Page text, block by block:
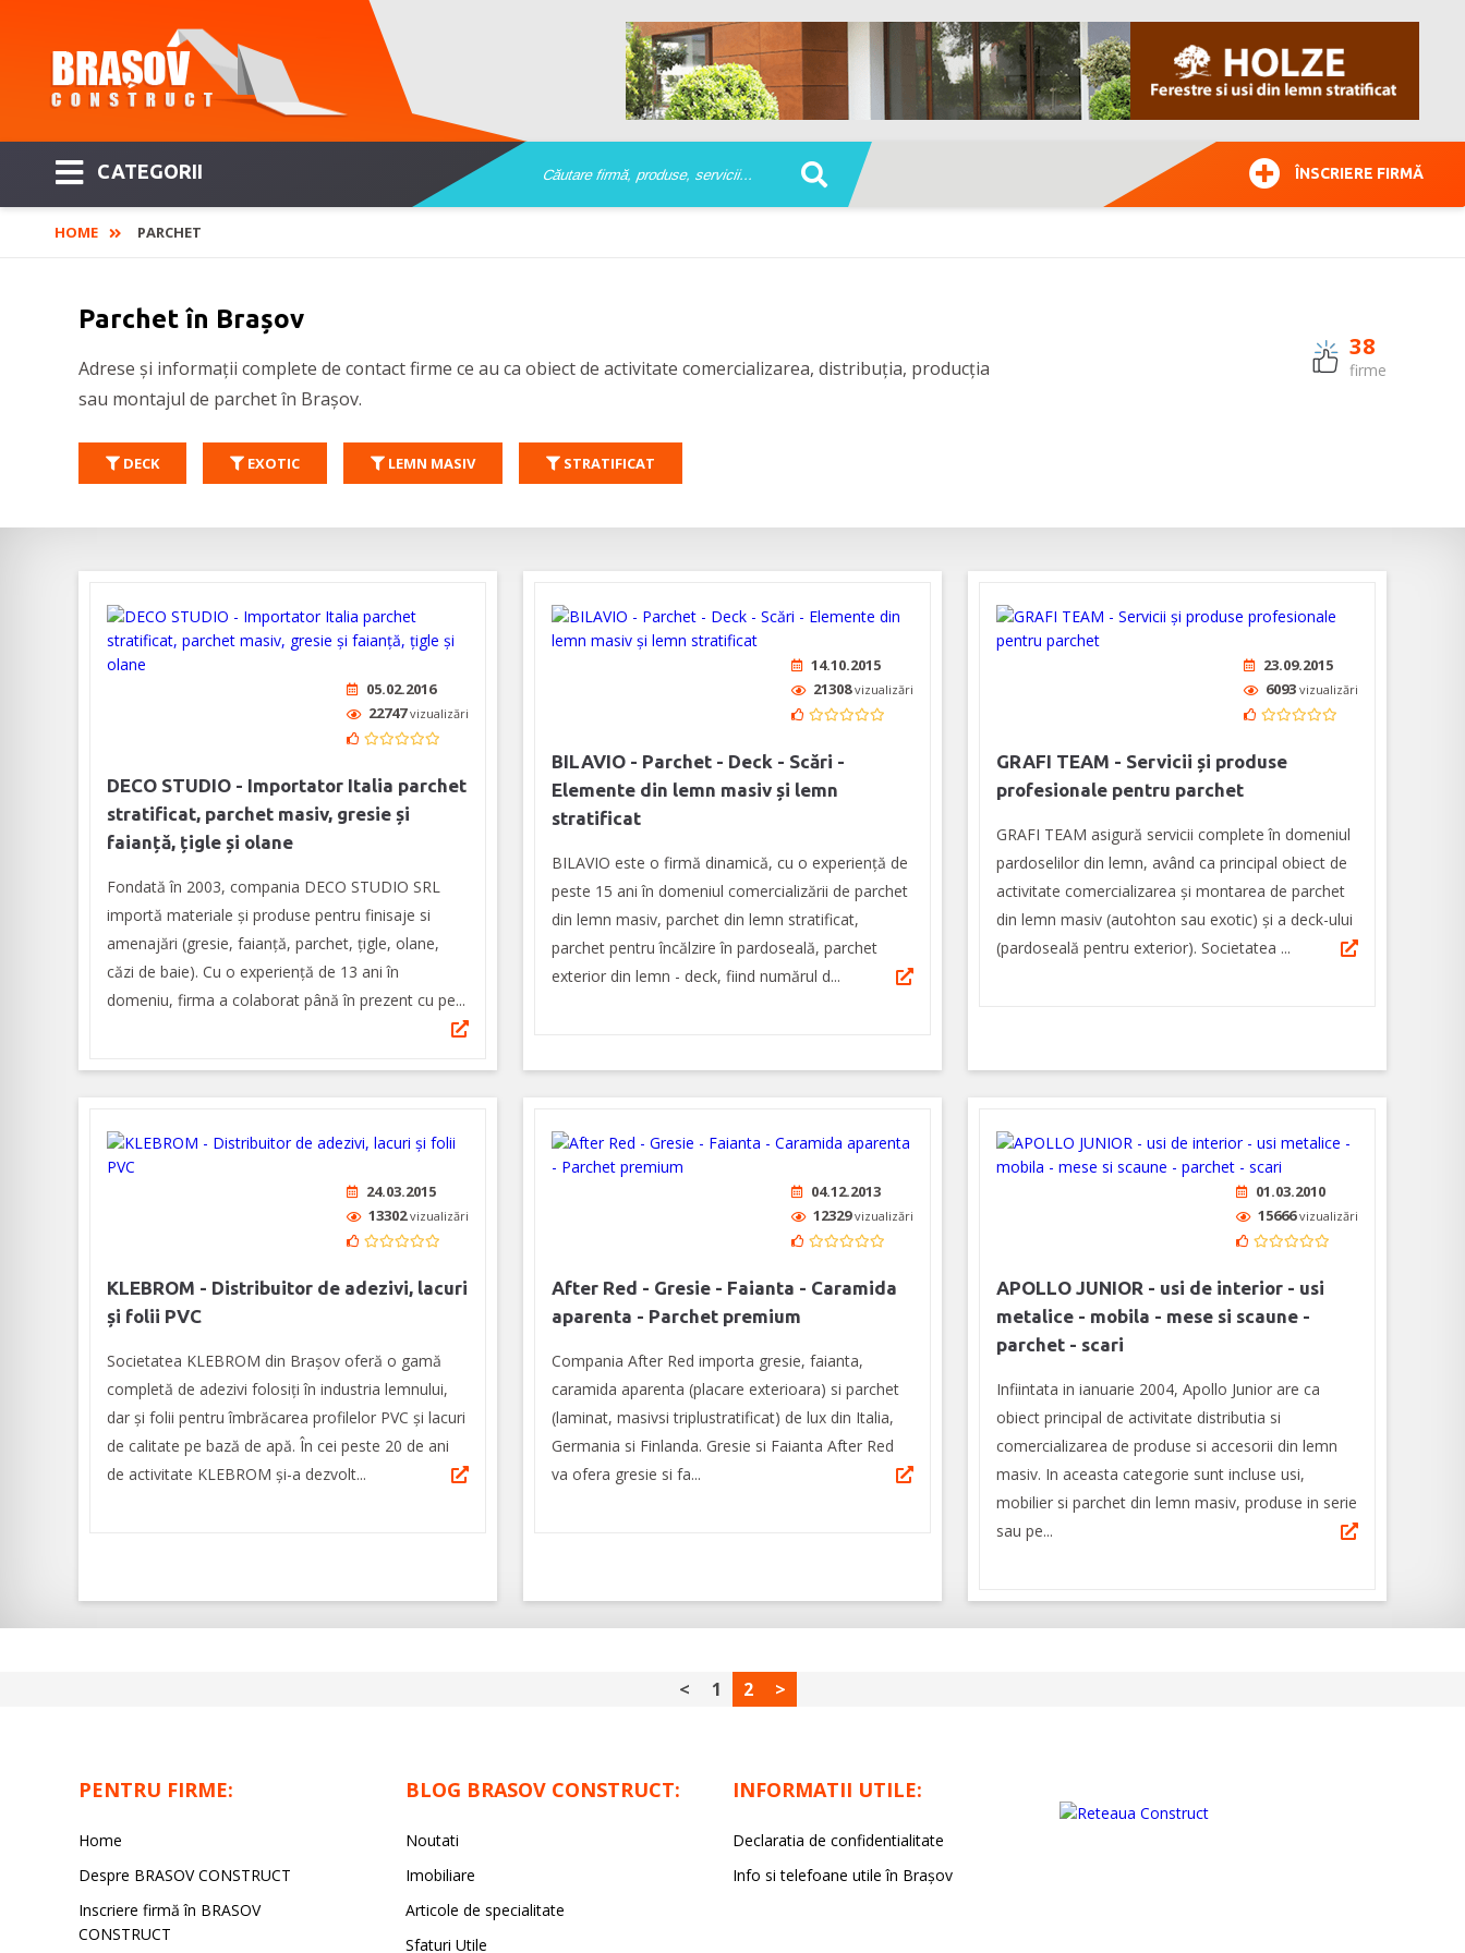
CATEGORII ÎNSCRIERE FIRMĂ
HOME PARCHET
Parchet în Brașov
Adrese și informații complete de contact firme ce au ca obiect de activitate comercializarea, distribuția, producția
sau montajul de parchet în Brașov.
38
firme
DECK EXOTIC LEMN MASIV STRATIFICAT
05.02.2016
22747vizualizări
DECO STUDIO - Importator Italia parchet
stratificat, parchet masiv, gresie și
faianță, țigle și olane
Fondată în 2003, compania DECO STUDIO SRL
importă materiale și produse pentru finisaje si
amenajări (gresie, faianță, parchet, țigle, olane,
căzi de baie). Cu o experiență de 13 ani în
domeniu, firma a colaborat până în prezent cu pe...
14.10.2015
21308vizualizări
BILAVIO - Parchet - Deck - Scări -
Elemente din lemn masiv și lemn
stratificat
BILAVIO este o firmă dinamică, cu o experiență de
peste 15 ani în domeniul comercializării de parchet
din lemn masiv, parchet din lemn stratificat,
parchet pentru încălzire în pardoseală, parchet
exterior din lemn - deck, fiind numărul d...
23.09.2015
6093 vizualizări
GRAFI TEAM - Servicii și produse
profesionale pentru parchet
GRAFI TEAM asigură servicii complete în domeniul
pardoselilor din lemn, având ca principal obiect de
activitate comercializarea și montarea de parchet
din lemn masiv (autohton sau exotic) și a deck-ului
(pardoseală pentru exterior). Societatea ...
24.03.2015
13302vizualizări
KLEBROM - Distribuitor de adezivi, lacuri
și folii PVC
Societatea KLEBROM din Brașov oferă o gamă
completă de adezivi folosiți în industria lemnului,
dar și folii pentru îmbrăcarea profilelor PVC și lacuri
de calitate pe bază de apă. În cei peste 20 de ani
de activitate KLEBROM și-a dezvolt...
04.12.2013
12329vizualizări
After Red - Gresie - Faianta - Caramida
aparenta - Parchet premium
Compania After Red importa gresie, faianta,
caramida aparenta (placare exterioara) si parchet
(laminat, masivsi triplustratificat) de lux din Italia,
Germania si Finlanda. Gresie si Faianta After Red
va ofera gresie si fa...
01.03.2010
15666vizualizări
APOLLO JUNIOR - usi de interior - usi
metalice - mobila - mese si scaune -
parchet - scari
Infiintata in ianuarie 2004, Apollo Junior are ca
obiect principal de activitate distributia si
comercializarea de produse si accesorii din lemn
masiv. In aceasta categorie sunt incluse usi,
mobilier si parchet din lemn masiv, produse in serie
sau pe...
< 1 2 >
PENTRU FIRME:
Home
Despre BRASOV CONSTRUCT
Inscriere firmă în BRASOV
CONSTRUCT
BLOG BRASOV CONSTRUCT:
Noutati
Imobiliare
Articole de specialitate
Sfaturi Utile
INFORMATII UTILE:
Declaratia de confidentialitate
Info si telefoane utile în Braşov